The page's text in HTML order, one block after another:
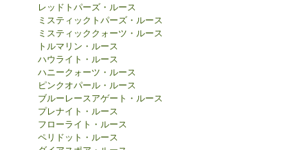
レッドトパーズ・ルース
ミスティックトパーズ・ルース
ミスティッククォーツ・ルース
トルマリン・ルース
ハウライト・ルース
ハニークォーツ・ルース
ピンクオパール・ルース
ブルーレースアゲート・ルース
プレナイト・ルース
フローライト・ルース
ペリドット・ルース